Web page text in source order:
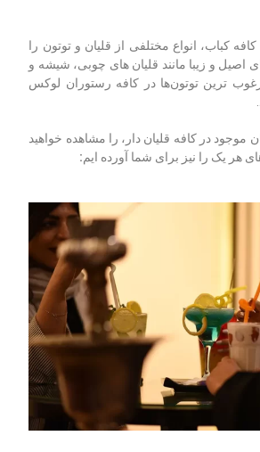
کافه کباب، انواع مختلفی از قلیان و توتون را
اصیل و زیبا مانند قلیان های چوبی، شیشه و
‌ترین توتون‌ها در کافه رستوران لوکس
موجود در کافه قلیان دار، را مشاهده خواهید
هر یک را نیز برای شما آورده ایم: